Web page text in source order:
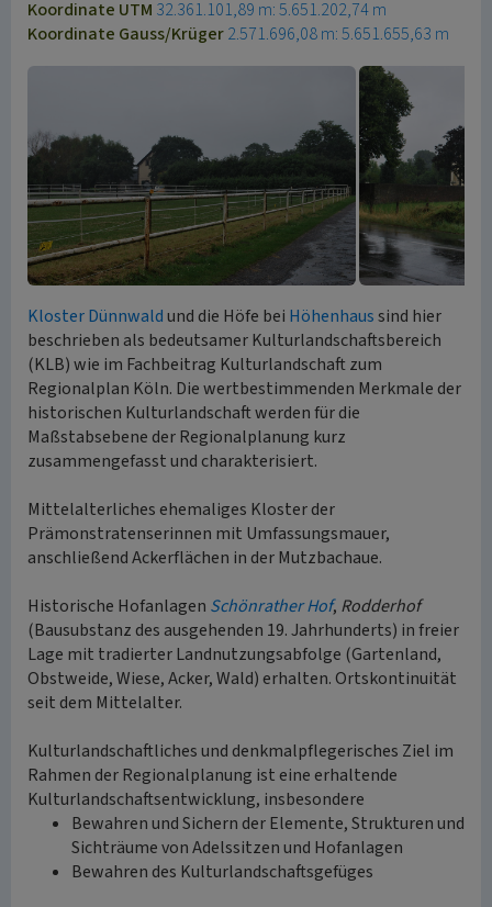
Koordinate UTM 32.361.101,89 m: 5.651.202,74 m
Koordinate Gauss/Krüger2.571.696,08 m: 5.651.655,63 m
Kloster Dünnwaldund die Höfe bei Höhenhaussind hier
beschrieben als bedeutsamer Kulturlandschaftsbereich
(KLB) wie im Fachbeitrag Kulturlandschaft zum
Regionalplan Köln. Die wertbestimmenden Merkmale der
historischen Kulturlandschaft werden für die
Maßstabsebene der Regionalplanung kurz
zusammengefasst und charakterisiert.
Mittelalterliches ehemaliges Kloster der
Prämonstratenserinnen mit Umfassungsmauer,
anschließend Ackerflächen in der Mutzbachaue.
Historische Hofanlagen Schönrather Hof, Rodderhof
(Bausubstanz des ausgehenden 19. Jahrhunderts) in freier
Lage mit tradierter Landnutzungsabfolge (Gartenland,
Obstweide, Wiese, Acker, Wald) erhalten. Ortskontinuität
seit dem Mittelalter.
Kulturlandschaftliches und denkmalpflegerisches Ziel im
Rahmen der Regionalplanung ist eine erhaltende
Kulturlandschaftsentwicklung, insbesondere
Bewahren und Sichern der Elemente, Strukturen und
Sichträume von Adelssitzen und Hofanlagen
Bewahren des Kulturlandschaftsgefüges